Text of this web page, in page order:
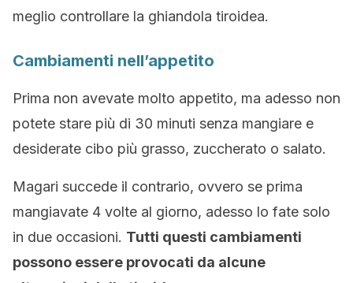
meglio controllare la ghiandola tiroidea.
Cambiamenti nell’appetito
Prima non avevate molto appetito, ma adesso non
potete stare più di 30 minuti senza mangiare e
desiderate cibo più grasso, zuccherato o salato.
Magari succede il contrario, ovvero se prima
mangiavate 4 volte al giorno, adesso lo fate solo
in due occasioni. Tutti questi cambiamenti
possono essere provocati da alcune